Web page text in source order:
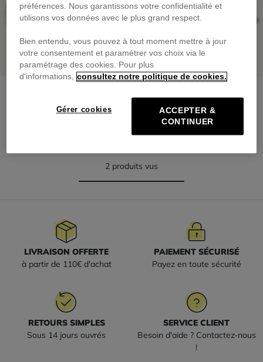
Veste En Jean
69,00 €
2 produits vus
LIVRAISON OFFERTE
à partir de 110€ d'achat
PAIEMENT SÉCURISÉ
Payez en toute sécurité
RETOURS SIMPLES
Sous 14 jours ouvrés
SERVICE CLIENT
Besoin d'aide ? Contactez-nous
!
préférences. Nous garantissons votre confidentialité et
utilisons vos données avec le plus grand respect.
Bien entendu, vous pouvez à tout moment mettre à jour
votre consentement et paramétrer vos choix via le
paramétrage des cookies. Pour plus
d'informations, consultez notre politique de cookies.
Gérer cookies
ACCEPTER &
CONTINUER